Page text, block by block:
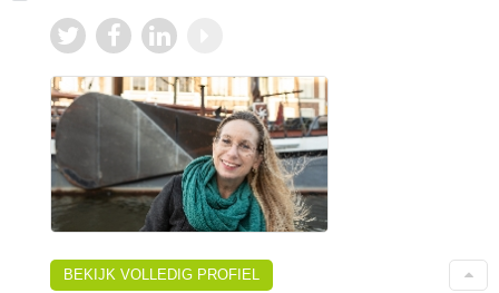
BEKIJK VOLLEDIG PROFIEL